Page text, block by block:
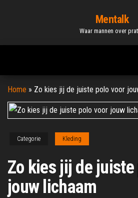
inhoud
Mentalk
Waar mannen over
Home » Zo kies jij de juiste polo voor
Categorie Kleding
Zo kies jij de
jouw lichaam